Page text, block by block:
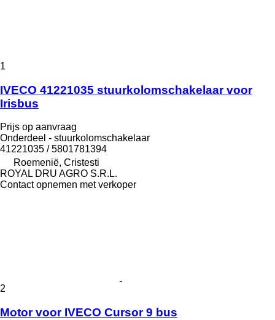
1
IVECO 41221035 stuurkolomschakelaar voor
Irisbus
Prijs op aanvraag
Onderdeel - stuurkolomschakelaar
41221035 / 5801781394
Roemenië, Cristesti
ROYAL DRU AGRO S.R.L.
Contact opnemen met verkoper
2
Motor voor IVECO Cursor 9 bus